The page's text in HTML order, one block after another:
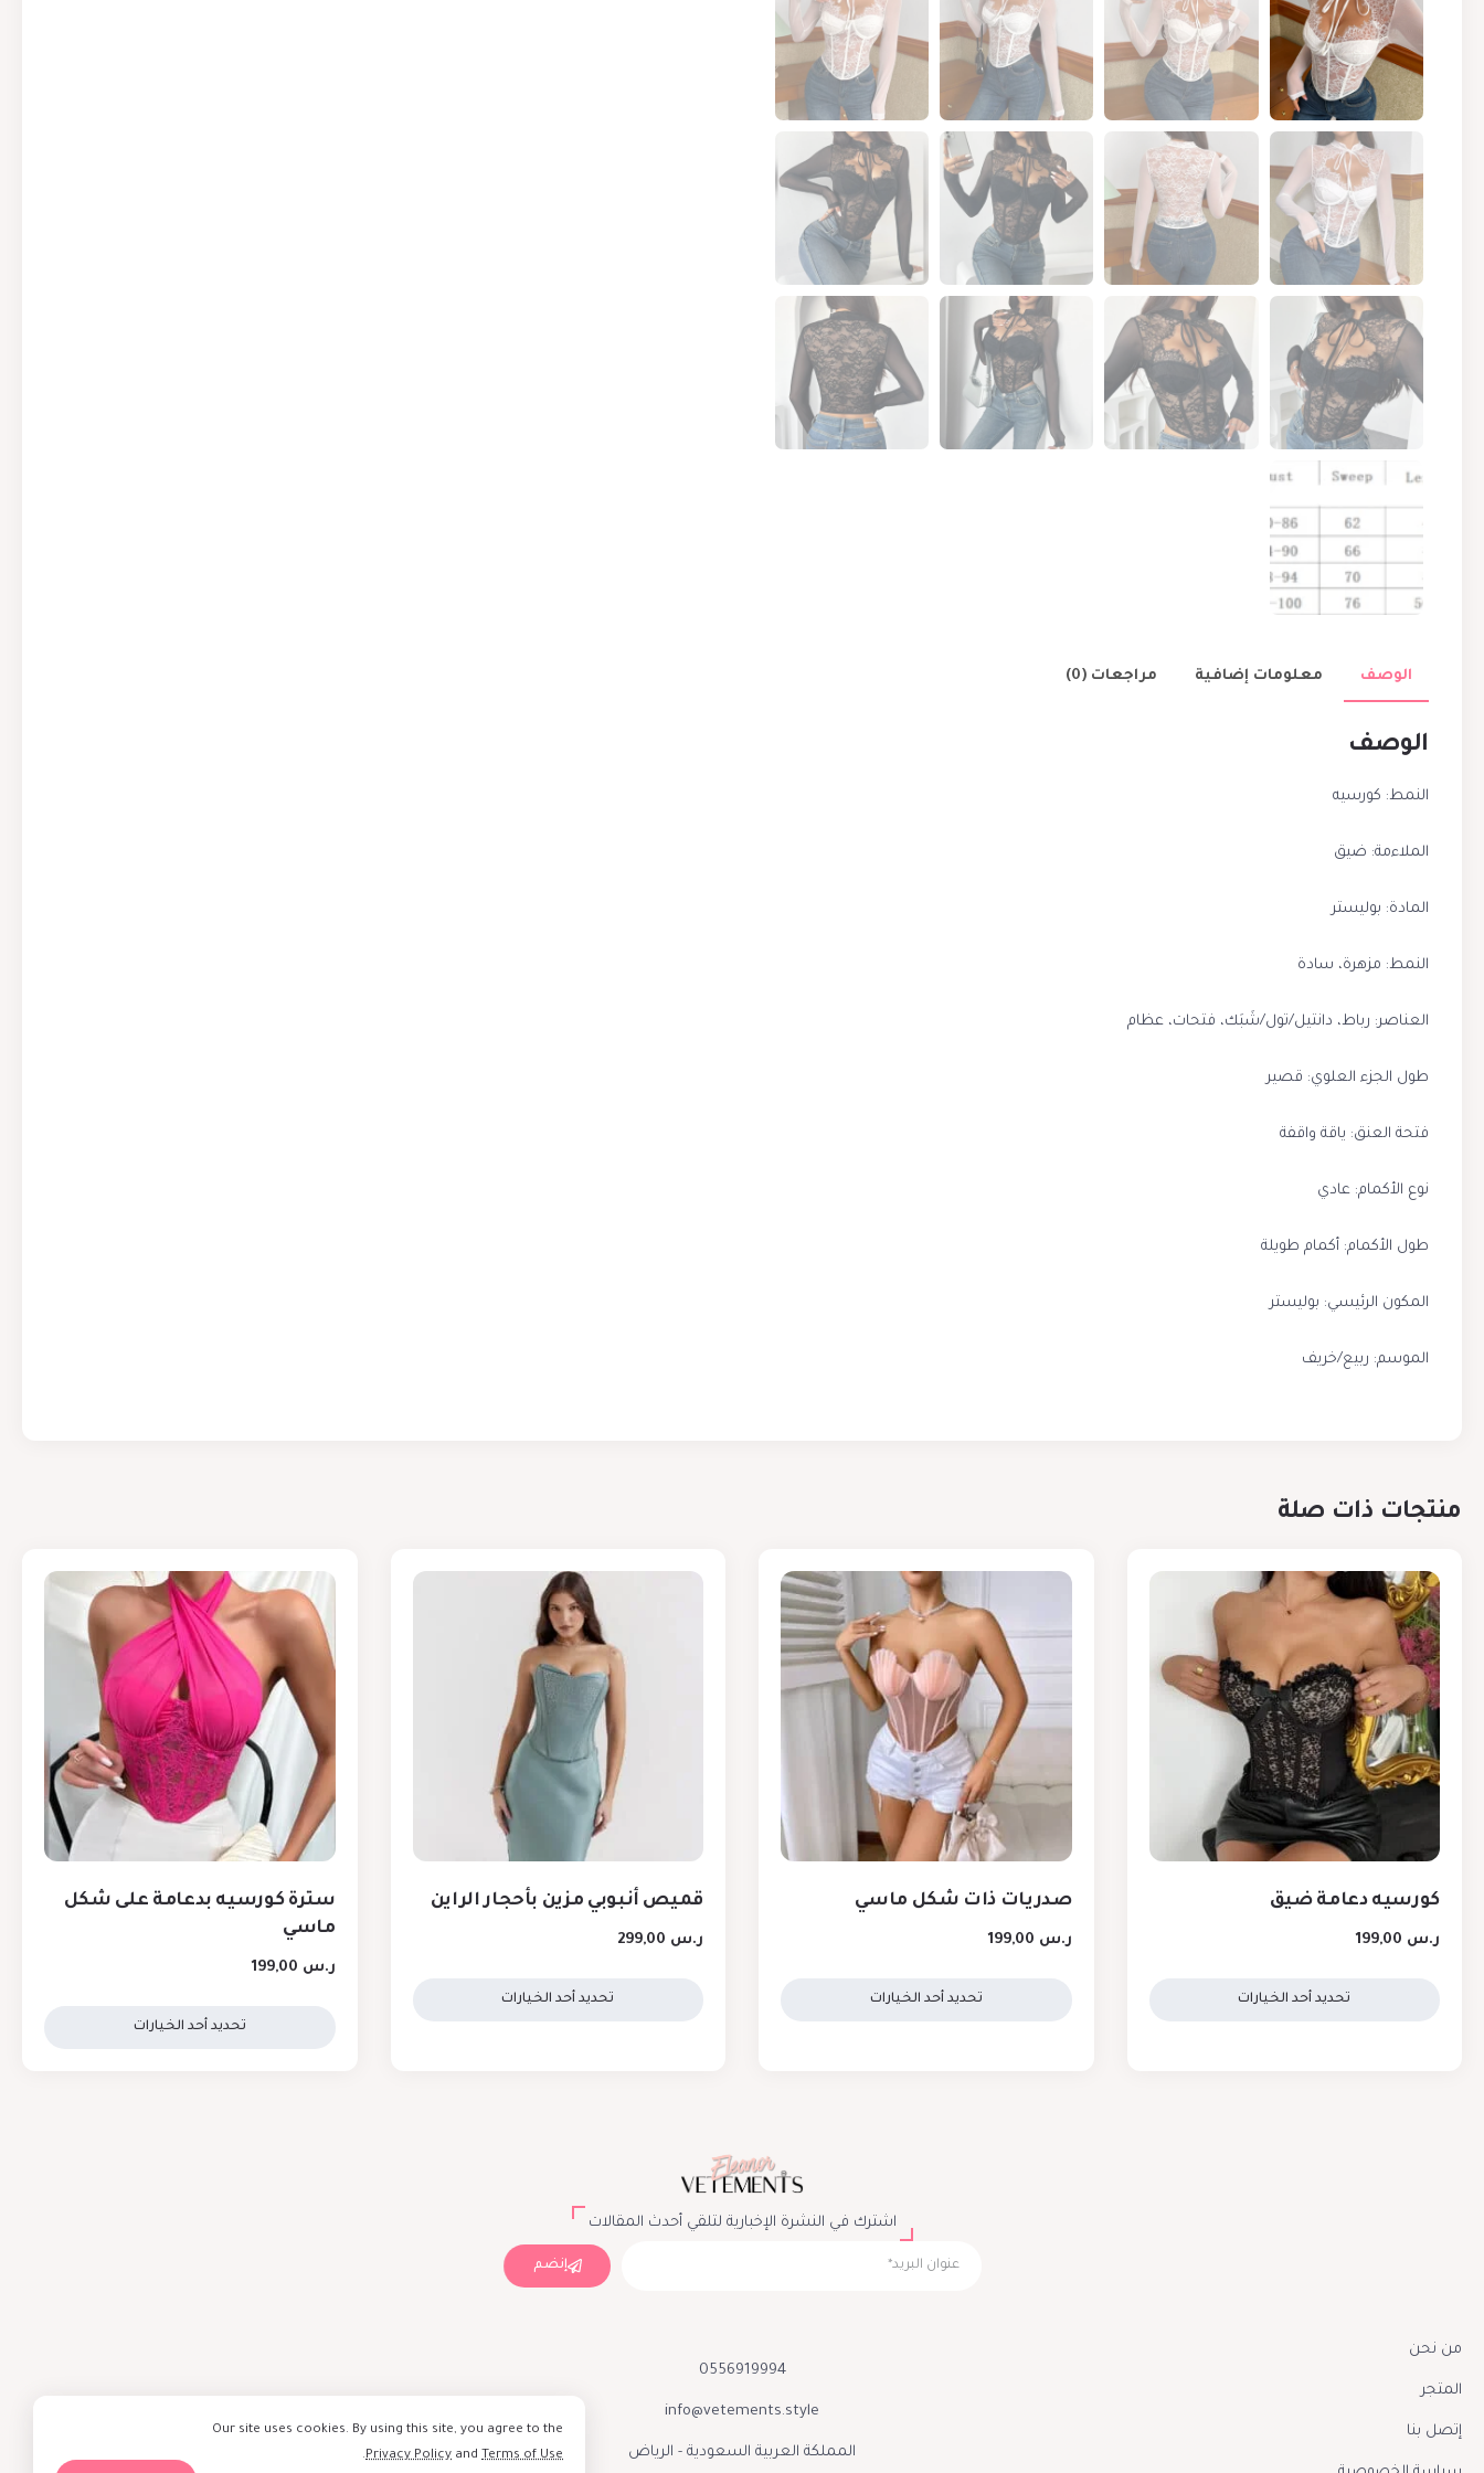
الوصف معلومات إضافية مراجعات (0)
الوصف
النمط: كورسيه
الملاءمة: ضيق
المادة: بوليستر
النمط: مزهرة، سادة
العناصر: رباط، دانتيل/تول/شَبَك، فتحات، عظام
طول الجزء العلوي: قصير
فتحة العنق: ياقة واقفة
نوع الأكمام: عادي
طول الأكمام: أكمام طويلة
المكون الرئيسي: بوليستر
الموسم: ربيع/خريف
منتجات ذات صلة
كورسيه دعامة ضيق
ر.س
تحديد أحد الخيارات
صدريات ذات شكل ماسي
ر.س
تحديد أحد الخيارات
قميص أنبوبي مزين بأحجار الراين
ر.س
تحديد أحد الخيارات
سترة كورسيه بدعامة على شكل
ماسي
ر.س
تحديد أحد الخيارات
اشترك في النشرة الإخبارية لتلقي أحدث المقالات
إنضم
من نحن
المتجر
إتصل بنا
0556919994
info@vetements.style
المملكة العربية السعودية - الرياض
Our site uses cookies. By using this site, you agree to the
Privacy Policy and Terms of Use
.